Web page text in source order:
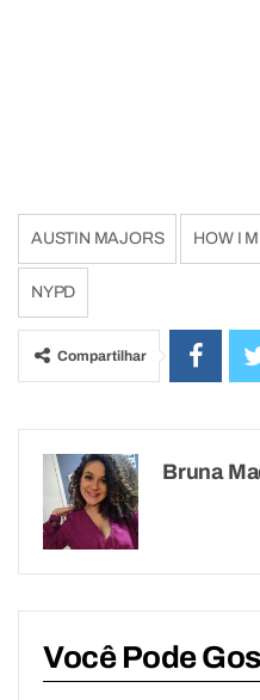
AUSTIN MAJORS HOW I
NYPD
Compartilhar
Bruna
Você Pode